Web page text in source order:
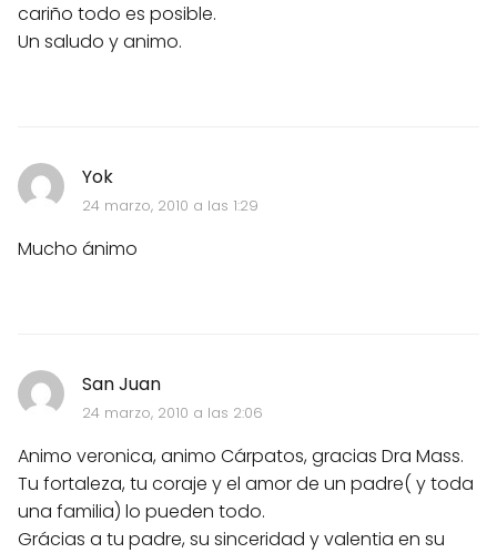
cariño todo es posible.
Un saludo y animo.
Yok
24 marzo, 2010 a las 1:29
Mucho ánimo
San Juan
24 marzo, 2010 a las 2:06
Animo veronica, animo Cárpatos, gracias Dra Mass.
Tu fortaleza, tu coraje y el amor de un padre( y toda
una familia) lo pueden todo.
Grácias a tu padre, su sinceridad y valentia en su